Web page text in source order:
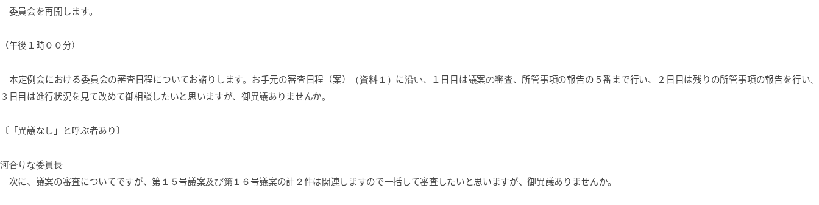
委員会を再開します。
（午後１時００分）
本定例会における委員会の審査日程についてお諮りします。お手元の審査日程（案） （資料１） に沿い、１日目は議案の審査、所管事項の報告の５番まで行い、２日目は残りの所管事項の報告を行い
３日目は進行状況を見て改めて御相談したいと思いますが、御異議ありませんか。
〔「異議なし」と呼ぶ者あり〕
河合りな委員長
次に、議案の審査についてですが、第 １５号議案及び第１６ 号議案の計 ２ 件は関連しますので一括して審査したいと思いますが、御異議ありませんか。